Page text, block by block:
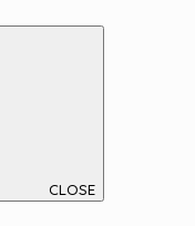
CLOSE